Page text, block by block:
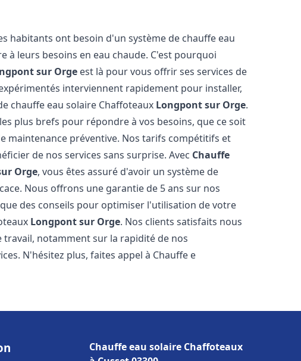
habitants ont besoin d'un système de chauffe eau
à leurs besoins en eau chaude. C'est pourquoi
sur Orge est là pour vous offrir ses services de
interviennent rapidement pour installer,
chauffe eau solaire Chaffoteaux Longpont sur Orge.
plus brefs pour répondre à vos besoins, que ce soit
maintenance préventive. Nos tarifs compétitifs et
de nos services sans surprise. Avec Chauffe
Orge, vous êtes assuré d'avoir un système de
Nous offrons une garantie de 5 ans sur nos
des conseils pour optimiser l'utilisation de votre
Longpont sur Orge. Nos clients satisfaits nous
notamment sur la rapidité de nos
N'hésitez plus, faites appel à Chauffe e
Chauffe eau solaire Chaffoteaux